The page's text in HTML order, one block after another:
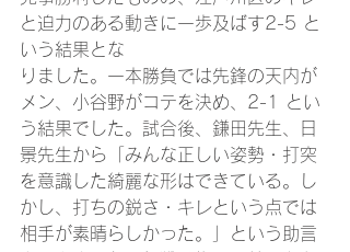
と迫力のある動きに一歩及ばす2-5 と
いう結果とな
りました。一本勝負では先鋒の天内が
メン、小谷野がコテを決め、2-1 とい
う結果でした。試合後、鎌田先生、日
景先生から「みんな正しい姿勢・打突
を意識した綺麗な形はできている。し
かし、打ちの鋭さ・キレという点では
相手が素晴らしかった。」という助言